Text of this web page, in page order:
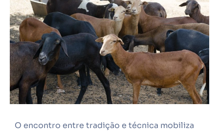
O encontro entre tradição e técnica mobiliza